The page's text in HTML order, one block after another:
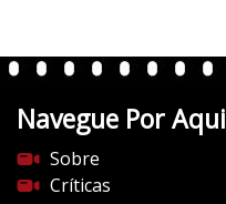
Navegue Por Aqui
Sobre
Críticas